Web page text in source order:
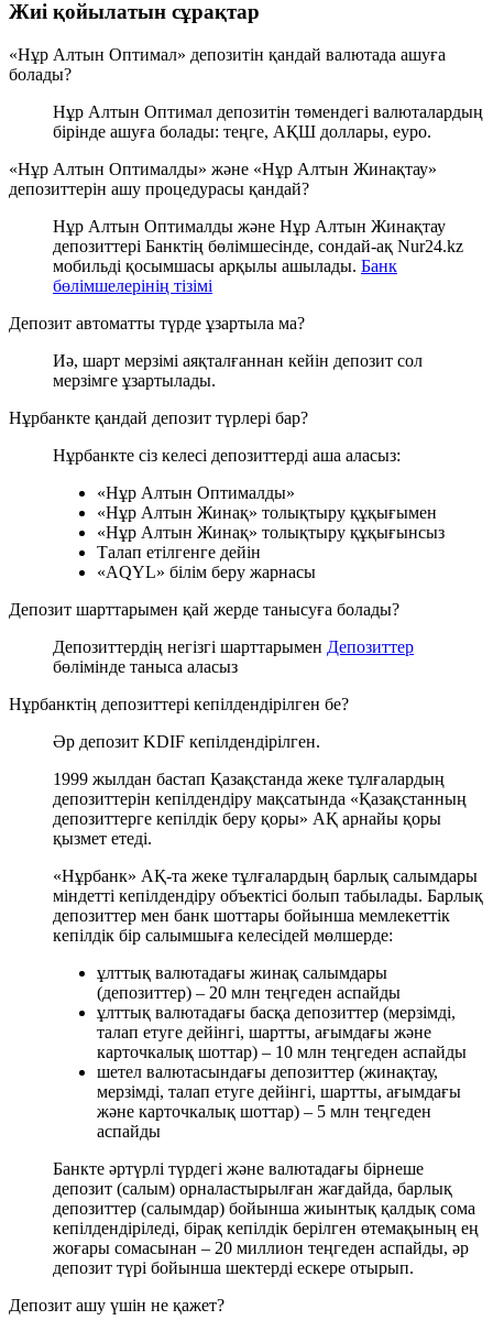
Жиі қойылатын сұрақтар
«Нұр Алтын Оптимал» депозитін қандай валютада ашуға
болады?
Нұр Алтын Оптимал депозитін төмендегі валюталардың
бірінде ашуға болады: теңге, АҚШ доллары, еуро.
«Нұр Алтын Оптималды» және «Нұр Алтын Жинақтау»
депозиттерін ашу процедурасы қандай?
Нұр Алтын Оптималды және Нұр Алтын Жинақтау
депозиттері Банктің бөлімшесінде, сондай-ақ Nur24.kz
мобильді қосымшасы арқылы ашылады. Банк
бөлімшелерінің тізімі
Депозит автоматты түрде ұзартыла ма?
Иә, шарт мерзімі аяқталғаннан кейін депозит сол
мерзімге ұзартылады.
Нұрбанкте қандай депозит түрлері бар?
Нұрбанкте сіз келесі депозиттерді аша аласыз:
«Нұр Алтын Оптималды»
«Нұр Алтын Жинақ» толықтыру құқығымен
«Нұр Алтын Жинақ» толықтыру құқығынсыз
Талап етілгенге дейін
«AQYL» білім беру жарнасы
Депозит шарттарымен қай жерде танысуға болады?
Депозиттердің негізгі шарттарымен Депозиттер
бөлімінде таныса аласыз
Нұрбанктің депозиттері кепілдендірілген бе?
Әр депозит KDIF кепілдендірілген.
1999 жылдан бастап Қазақстанда жеке тұлғалардың
депозиттерін кепілдендіру мақсатында «Қазақстанның
депозиттерге кепілдік беру қоры» АҚ арнайы қоры
қызмет етеді.
«Нұрбанк» АҚ-та жеке тұлғалардың барлық салымдары
міндетті кепілдендіру объектісі болып табылады. Барлық
депозиттер мен банк шоттары бойынша мемлекеттік
кепілдік бір салымшыға келесідей мөлшерде:
ұлттық валютадағы жинақ салымдары
(депозиттер) – 20 млн теңгеден аспайды
ұлттық валютадағы басқа депозиттер (мерзімді,
талап етуге дейінгі, шартты, ағымдағы және
карточкалық шоттар) – 10 млн теңгеден аспайды
шетел валютасындағы депозиттер (жинақтау,
мерзімді, талап етуге дейінгі, шартты, ағымдағы
және карточкалық шоттар) – 5 млн теңгеден
аспайды
Банкте әртүрлі түрдегі және валютадағы бірнеше
депозит (салым) орналастырылған жағдайда, барлық
депозиттер (салымдар) бойынша жиынтық қалдық сома
кепілдендіріледі, бірақ кепілдік берілген өтемақының ең
жоғары сомасынан – 20 миллион теңгеден аспайды, әр
депозит түрі бойынша шектерді ескере отырып.
Депозит ашу үшін не қажет?